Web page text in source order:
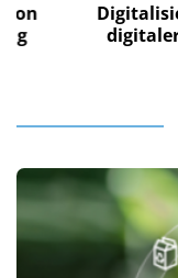
digitaler